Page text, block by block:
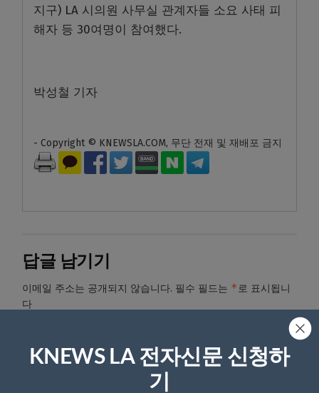
지구) LA 시의원 사무실 관계자들 소요 사태 피
해자 등 30여명이 참여했다.
박성철 기자
- Copyright © KNEWSLA.COM, 무단 전재 및 재배포 금지
답글 남기기
이메일 주소는 공개되지 않습니다. 필수 필드는 *로 표시됩니
다
KNEWS LA 전자신문 신청하
기